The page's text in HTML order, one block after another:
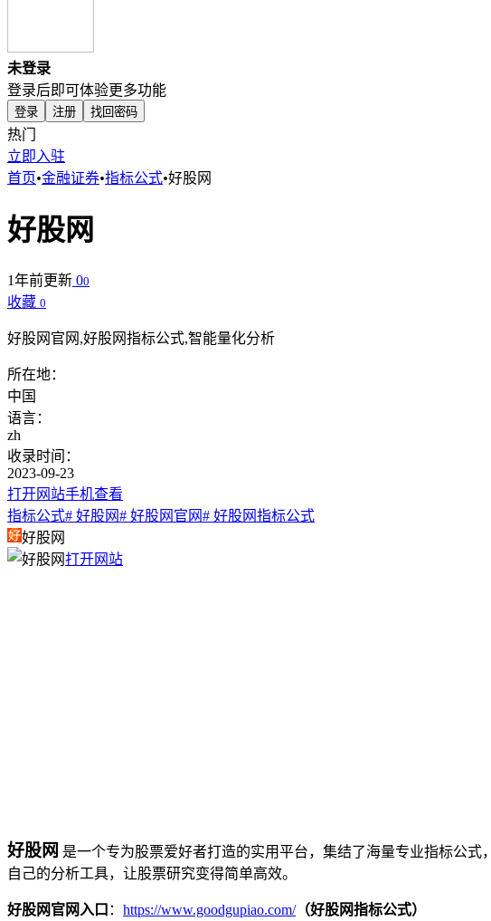
未登录
登录后即可体验更多功能
登录 注册 找回密码
热门
立即入驻
首页•金融证券•指标公式•好股网
好股网
1年前更新 00
收藏 0
好股网官网,好股网指标公式,智能量化分析
所在地：
中国
语言：
zh
收录时间：
2023-09-23
打开网站手机查看
指标公式# 好股网# 好股网官网# 好股网指标公式
好股网
打开网站
好股网 是一个专为股票爱好者打造的实用平台，集结了海量专业指标公
自己的分析工具，让股票研究变得简单高效。
好股网官网入口 ： https://www.goodgupiao.com/（好股网指标公式）